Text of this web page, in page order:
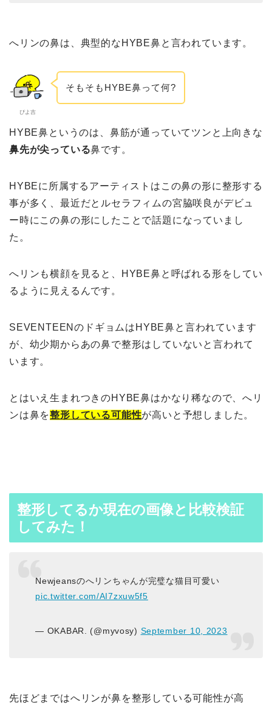
へリンの鼻は、典型的なHYBE鼻と言われています。
ぴよ吉
そもそもHYBE鼻って何?
HYBE鼻というのは、鼻筋が通っていてツンと上向きな
鼻先が尖っている鼻です。
HYBEに所属するアーティストはこの鼻の形に整形する
事が多く、最近だとルセラフィムの宮脇咲良がデビュ
ー時にこの鼻の形にしたことで話題になっていまし
た。
へリンも横顔を見ると、HYBE鼻と呼ばれる形をしてい
るように見えるんです。
SEVENTEENのドギョムはHYBE鼻と言われています
が、幼少期からあの鼻で整形はしていないと言われて
います。
とはいえ生まれつきのHYBE鼻はかなり稀なので、へリ
ンは鼻を整形している可能性が高いと予想しました。
整形してるか現在の画像と比較検証
してみた！
Newjeansのへリンちゃんが完璧な猫目可愛い
pic.twitter.com/AI7zxuw5f5
— OKABAR. (@myvosy) September 10, 2023
先ほどまではへリンが鼻を整形している可能性が高